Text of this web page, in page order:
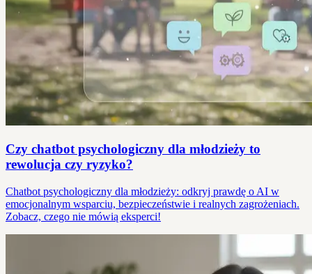
Czy chatbot psychologiczny dla młodzieży to
rewolucja czy ryzyko?
Chatbot psychologiczny dla młodzieży: odkryj prawdę o AI w
emocjonalnym wsparciu, bezpieczeństwie i realnych zagrożeniach.
Zobacz, czego nie mówią eksperci!